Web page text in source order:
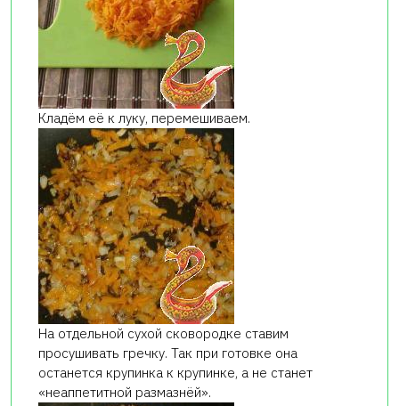
Кладём её к луку, перемешиваем.
На отдельной сухой сковородке ставим
просушивать гречку. Так при готовке она
останется крупинка к крупинке, а не станет
«неаппетитной размазнёй».